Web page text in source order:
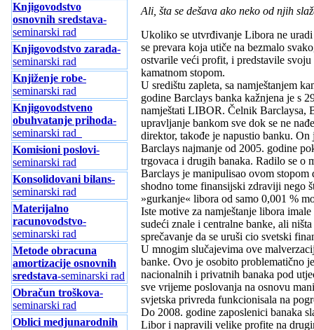
Knjigovodstvo
osnovnih sredstava-
seminarski rad
Knjigovodstvo zarada-
seminarski rad
Knjiženje robe-
seminarski rad
Knjigovodstveno
obuhvatanje prihoda-
seminarski rad
Komisioni poslovi-
seminarski rad
Konsolidovani bilans-
seminarski rad
Materijalno
racunovodstvo-
seminarski rad
Metode obracuna
amortizacije osnovnih
sredstava-seminarski rad
Obračun troškova-
seminarski rad
Oblici medjunarodnih
Ali, šta se dešava ako neko od njih
Ukoliko se utvrđivanje Libora ne
se prevara koja utiče na bezmalo
ostvarile veći profit, i predstavile
kamatnom stopom.
U središtu zapleta, sa namještanjem
godine Barclays banka kažnjena je s
namještati LIBOR. Čelnik Barclaysa,
upravljanje bankom sve dok se ne
direktor, takođe je napustio banku.
Barclays najmanje od 2005. godine
trgovaca i drugih banaka. Radilo se o
Barclays je manipulisao ovom stopom
shodno tome finansijski zdraviji nego
»gurkanje« libora od samo 0,001 %
Iste motive za namještanje libora
sudeći znale i centralne banke, ali
sprečavanje da se uruši cio svetski
U mnogim slučajevima ove
banke. Ovo je osobito problematično
nacionalnih i privatnih banaka pod
sve vrijeme poslovanja na osnovu
svjetska privreda funkcionisala na
Do 2008. godine zaposlenici banaka
Libor i napravili velike profite na